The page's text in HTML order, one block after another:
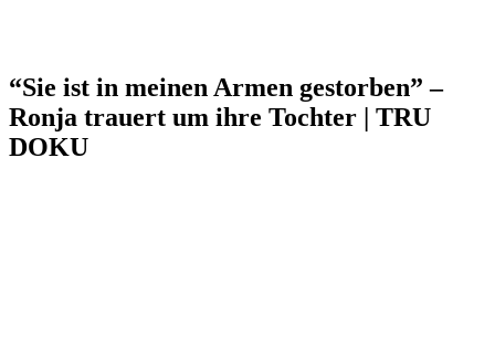
“Sie ist in meinen Armen gestorben” –
Ronja trauert um ihre Tochter | TRU
DOKU